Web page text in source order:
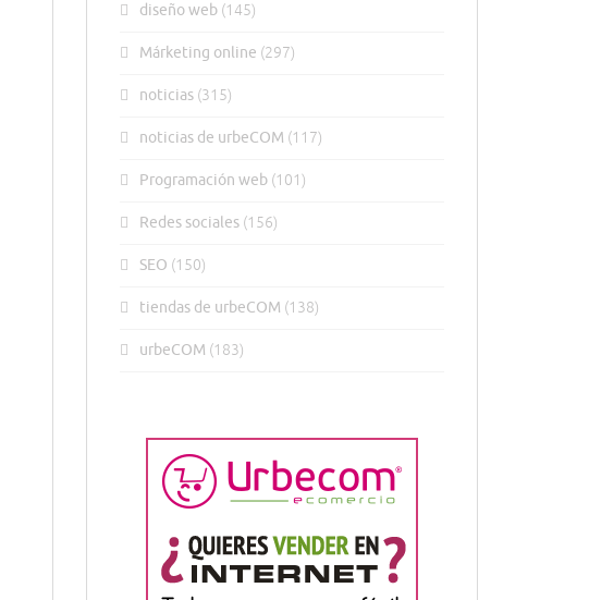
diseño web (145)
Márketing online (297)
noticias (315)
noticias de urbeCOM (117)
Programación web (101)
Redes sociales (156)
SEO (150)
tiendas de urbeCOM (138)
urbeCOM (183)